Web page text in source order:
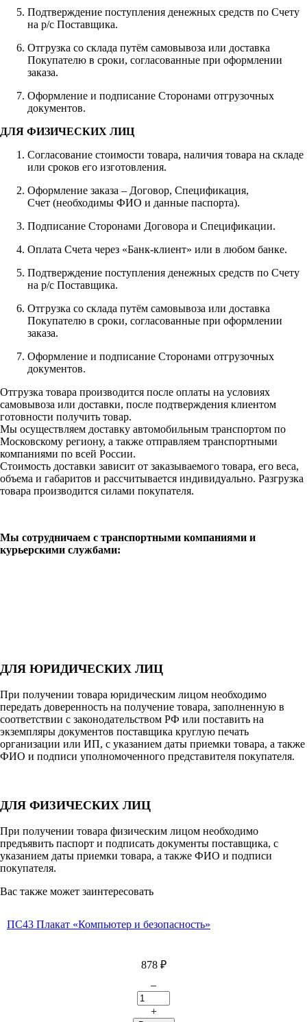
Подтверждение поступления денежных средств по Счету
на р/с Поставщика.
Отгрузка со склада путём самовывоза или доставка
Покупателю в сроки, согласованные при оформлении
заказа.
Оформление и подписание Сторонами отгрузочных
документов.
ДЛЯ ФИЗИЧЕСКИХ ЛИЦ
Согласование стоимости товара, наличия товара на складе
или сроков его изготовления.
Оформление заказа – Договор, Спецификация,
Счет (необходимы ФИО и данные паспорта).
Подписание Сторонами Договора и Спецификации.
Оплата Счета через «Банк-клиент» или в любом банке.
Подтверждение поступления денежных средств по Счету
на р/с Поставщика.
Отгрузка со склада путём самовывоза или доставка
Покупателю в сроки, согласованные при оформлении
заказа.
Оформление и подписание Сторонами отгрузочных
документов.
Отгрузка товара производится после оплаты на условиях
самовывоза или доставки, после подтверждения клиентом
готовности получить товар.
Мы осуществляем доставку автомобильным транспортом по
Московскому региону, а также отправляем транспортными
компаниями по всей России.
Стоимость доставки зависит от заказываемого товара, его веса,
объема и габаритов и рассчитывается индивидуально. Разгрузка
товара производится силами покупателя.
Мы сотрудничаем с транспортными компаниями и
курьерскими службами:
ДЛЯ ЮРИДИЧЕСКИХ ЛИЦ
При получении товара юридическим лицом необходимо
передать доверенность на получение товара, заполненную в
соответствии с законодательством РФ или поставить на
экземпляры документов поставщика круглую печать
организации или ИП, с указанием даты приемки товара, а также
ФИО и подписи уполномоченного представителя покупателя.
ДЛЯ ФИЗИЧЕСКИХ ЛИЦ
При получении товара физическим лицом необходимо
предъявить паспорт и подписать документы поставщика, с
указанием даты приемки товара, а также ФИО и подписи
покупателя.
Вас также может заинтересовать
ПС43 Плакат «Компьютер и безопасность»
878 ₽
–
+